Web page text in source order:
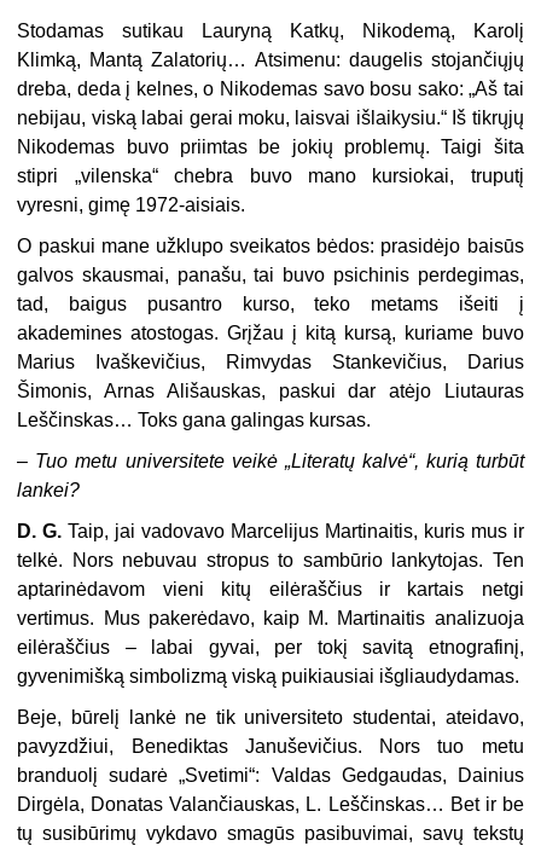
Stodamas sutikau Lauryną Katkų, Nikodemą, Karolį
Klimką, Mantą Zalatorių… Atsimenu: daugelis stojančiųjų
dreba, deda į kelnes, o Nikodemas savo bosu sako: „Aš tai
nebijau, viską labai gerai moku, laisvai išlaikysiu.“ Iš tikrųjų
Nikodemas buvo priimtas be jokių problemų. Taigi šita
stipri „vilenska“ chebra buvo mano kursiokai, truputį
vyresni, gimę 1972-aisiais.
O paskui mane užklupo sveikatos bėdos: prasidėjo baisūs
galvos skausmai, panašu, tai buvo psichinis perdegimas,
tad, baigus pusantro kurso, teko metams išeiti į
akademines atostogas. Grįžau į kitą kursą, kuriame buvo
Marius Ivaškevičius, Rimvydas Stankevičius, Darius
Šimonis, Arnas Ališauskas, paskui dar atėjo Liutauras
Leščinskas… Toks gana galingas kursas.
– Tuo metu universitete veikė „Literatų kalvė“, kurią turbūt
lankei?
D. G.Taip, jai vadovavo Marcelijus Martinaitis, kuris mus ir
telkė. Nors nebuvau stropus to sambūrio lankytojas. Ten
aptarinėdavom vieni kitų eilėraščius ir kartais netgi
vertimus. Mus pakerėdavo, kaip M. Martinaitis analizuoja
eilėraščius – labai gyvai, per tokį savitą etnografinį,
gyvenimišką simbolizmą viską puikiausiai išgliaudydamas.
Beje, būrelį lankė ne tik universiteto studentai, ateidavo,
pavyzdžiui, Benediktas Januševičius. Nors tuo metu
branduolį sudarė „Svetimi“: Valdas Gedgaudas, Dainius
Dirgėla, Donatas Valančiauskas, L. Leščinskas… Bet ir be
tų susibūrimų vykdavo smagūs pasibuvimai, savų tekstų